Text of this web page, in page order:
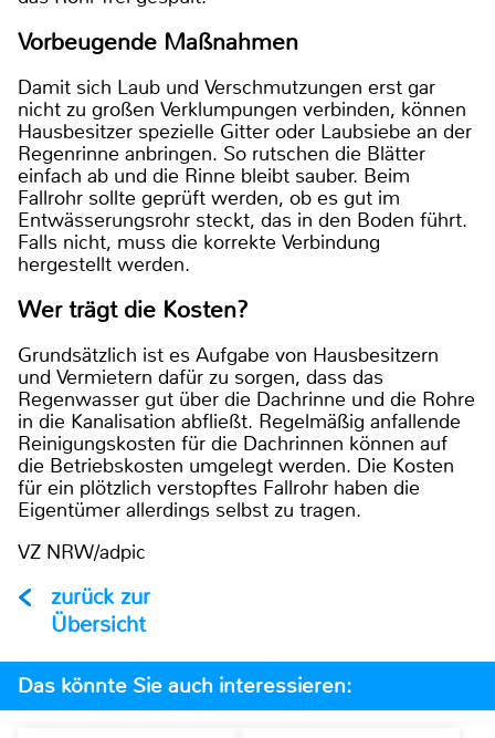
Vorbeugende Maßnahmen
Damit sich Laub und Verschmutzungen erst gar
nicht zu großen Verklumpungen verbinden, können
Hausbesitzer spezielle Gitter oder Laubsiebe an der
Regenrinne anbringen. So rutschen die Blätter
einfach ab und die Rinne bleibt sauber. Beim
Fallrohr sollte geprüft werden, ob es gut im
Entwässerungsrohr steckt, das in den Boden führt.
Falls nicht, muss die korrekte Verbindung
hergestellt werden.
Wer trägt die Kosten?
Grundsätzlich ist es Aufgabe von Hausbesitzern
und Vermietern dafür zu sorgen, dass das
Regenwasser gut über die Dachrinne und die Rohre
in die Kanalisation abfließt. Regelmäßig anfallende
Reinigungskosten für die Dachrinnen können auf
die Betriebskosten umgelegt werden. Die Kosten
für ein plötzlich verstopftes Fallrohr haben die
Eigentümer allerdings selbst zu tragen.
VZ NRW/adpic
zurück zur
Übersicht
Das könnte Sie auch interessieren: